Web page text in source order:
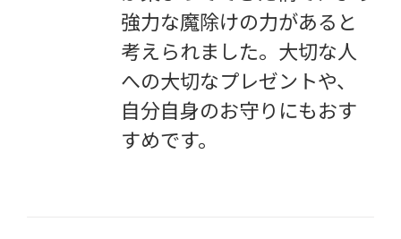
強力な魔除けの力があると
考えられました。大切な人
への大切なプレゼントや、
自分自身のお守りにもおす
すめです。